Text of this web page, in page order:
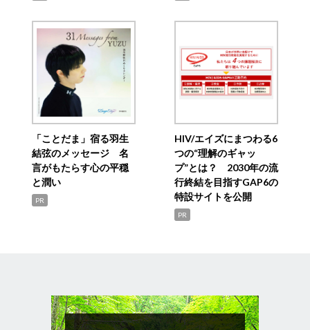
「ことだま」宿る羽生
結弦のメッセージ 名
言がもたらす心の平穏
と潤い
PR
HIV/エイズにまつわる6
つの“理解のギャッ
プ”とは？ 2030年の流
行終結を目指すGAP6の
特設サイトを公開
PR